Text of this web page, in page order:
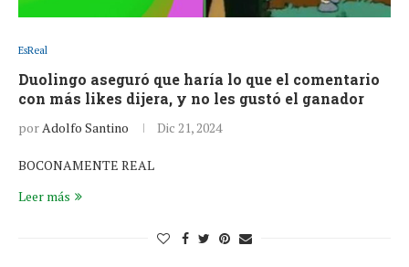
EsReal
Duolingo aseguró que haría lo que el comentario
con más likes dijera, y no les gustó el ganador
porAdolfo Santino Dic 21, 2024
BOCONAMENTE REAL
Leer más